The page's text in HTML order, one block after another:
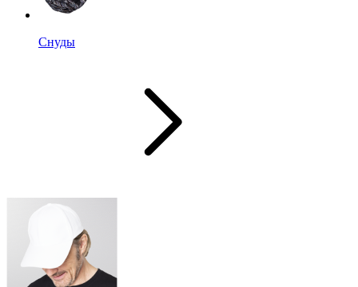
Снуды